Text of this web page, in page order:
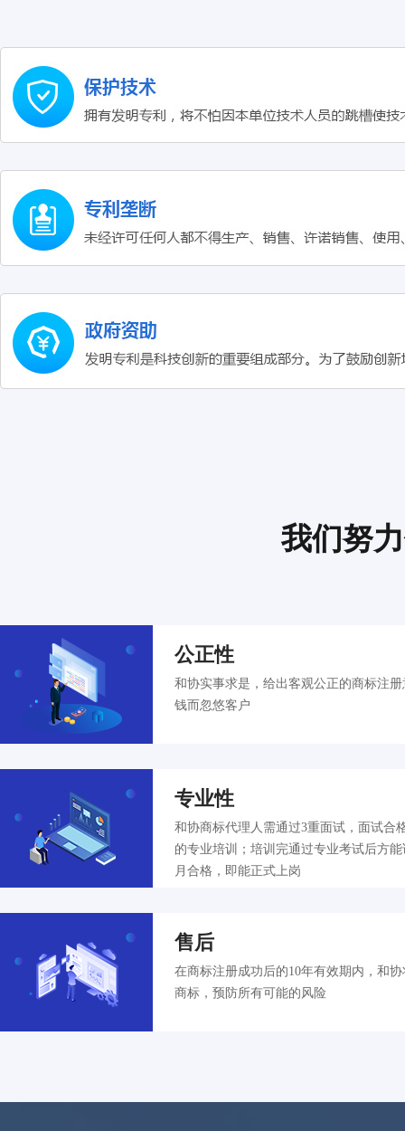
我们努
公正性
和协实事求是，给出客观公正的商标注
钱而忽悠客户
专业性
和协商标代理人需通过3重面试，面试合
的专业培训；培训完通过专业考试后方
月合格，即能正式上岗
售后
在商标注册成功后的10年有效期内，和
商标，预防所有可能的风险